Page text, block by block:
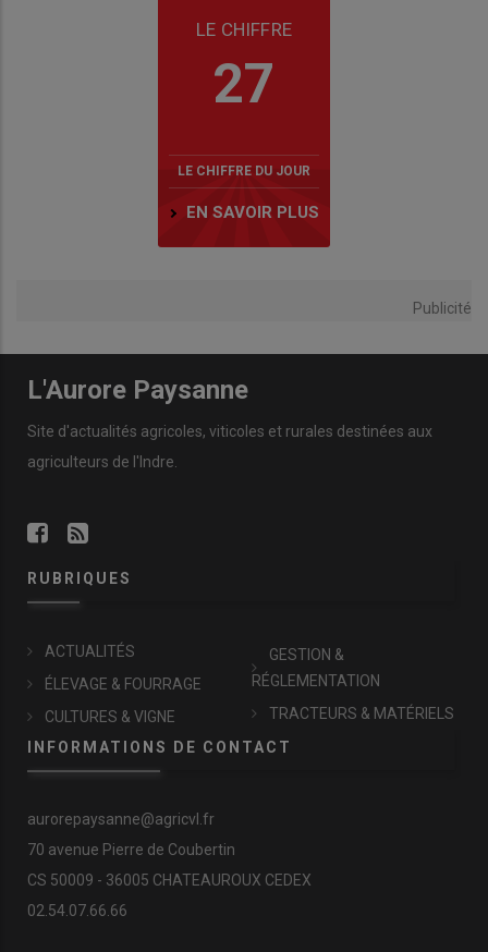
LE CHIFFRE
27
LE CHIFFRE DU JOUR
EN SAVOIR PLUS
Publicité
L'Aurore Paysanne
Site d'actualités agricoles, viticoles et rurales destinées aux
agriculteurs de l'Indre.
RUBRIQUES
ACTUALITÉS
ÉLEVAGE & FOURRAGE
CULTURES & VIGNE
GESTION &
RÉGLEMENTATION
TRACTEURS & MATÉRIELS
INFORMATIONS DE CONTACT
aurorepaysanne@agricvl.fr
70 avenue Pierre de Coubertin
CS 50009 - 36005 CHATEAUROUX CEDEX
02.54.07.66.66